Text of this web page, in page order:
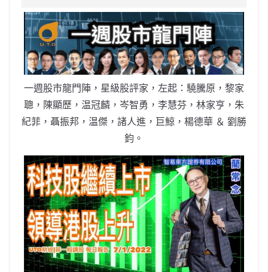
e
b
o
o
k
W
ei
b
o
s
A
p
p
h
at
er l y
Li
n
k
一週股市龍門陣，星級股評家，左起：驍騰原，黎家
聰，陳顯歷，温冠麟，岑智勇，李慧芬，林家亨，朱
紀菲，聶振邦，温傑，諸人進，巨鯨，楊德華 ＆ 劉勝
鈞。